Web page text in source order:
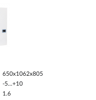
650x1062x805
-5...+10
1.6